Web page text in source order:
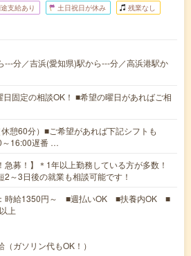
支給あり 土日祝日が休み 残業なし
---分／吉浜(愛知県)駅から---分／高浜港駅か
日固定の相談OK！ ■希望の曜日があればご相
憩60分）■ご希望があれば下記シフトも
～16:00遅番 …
急募！】＊1年以上勤務している方が多数！
2～3日後の就業も相談可能です！
時給1350円～ ■週払いOK ■扶養内OK ■
上
ガソリン代もOK！）